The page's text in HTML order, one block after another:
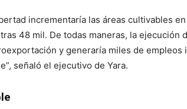
incrementaría las áreas cultivables
48 mil. De todas maneras, la ejecución
y generaría miles de empleos
señaló el ejecutivo de Yara.